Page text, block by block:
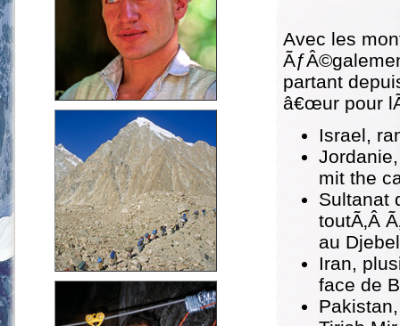
Avec les
partant
â€œur pour
Israel,
mit the
Sultanat
toutÃ‚Â
au
Iran,
face de